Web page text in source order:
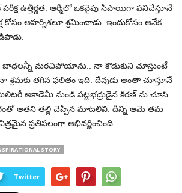
ఉత్తీర్ణత. ఆర్మీలో ఒకవైపు సిపాయిగా పనిచేస్తూనే
అహర్నిశలూ శ్రమించాడు. ఇందుకోసం అనేక
బాధలన్నీ మరచిపోయాను.. నా కొడుకుని చూస్తుంటే
శ్రమకు తగిన ఫలితం ఇది. దేవుడు అంతా చూస్తూనే
అకాడెమీ నుండి పట్టభద్రుడైన కిరణ్ ను చూసి
అతని తల్లి చెప్పిన మాటలివి. దీన్ని ఆమె తమ
ప్రతిఫలంగా అభివర్ణించింది.
STORY
Twitter